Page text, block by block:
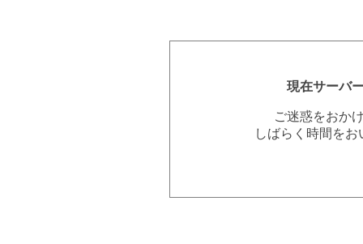
現在サーバ
ご迷惑をおか
しばらく時間を